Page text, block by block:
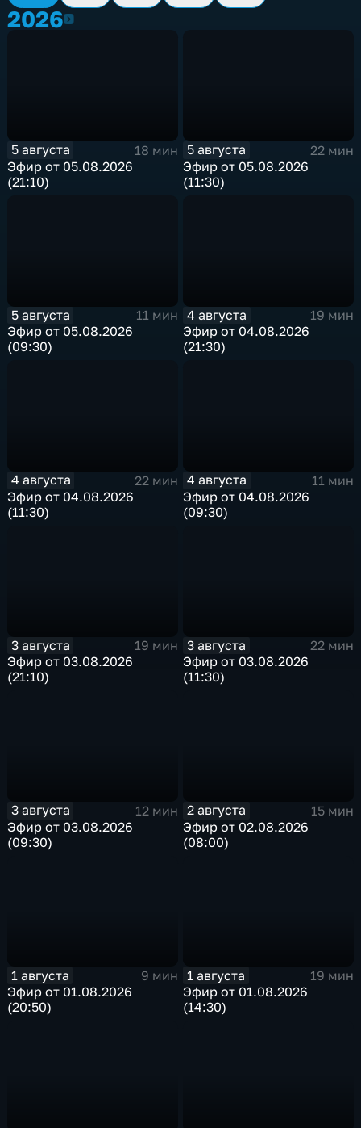
20262026
5 августа
18 мин
Эфир от 05.08.2026
(21:10)
5 августа
22 мин
Эфир от 05.08.2026
(11:30)
5 августа
11 мин
Эфир от 05.08.2026
(09:30)
4 августа
19 мин
Эфир от 04.08.2026
(21:30)
4 августа
22 мин
Эфир от 04.08.2026
(11:30)
4 августа
11 мин
Эфир от 04.08.2026
(09:30)
3 августа
19 мин
Эфир от 03.08.2026
(21:10)
3 августа
22 мин
Эфир от 03.08.2026
(11:30)
3 августа
12 мин
Эфир от 03.08.2026
(09:30)
2 августа
15 мин
Эфир от 02.08.2026
(08:00)
1 августа
9 мин
Эфир от 01.08.2026
(20:50)
1 августа
19 мин
Эфир от 01.08.2026
(14:30)